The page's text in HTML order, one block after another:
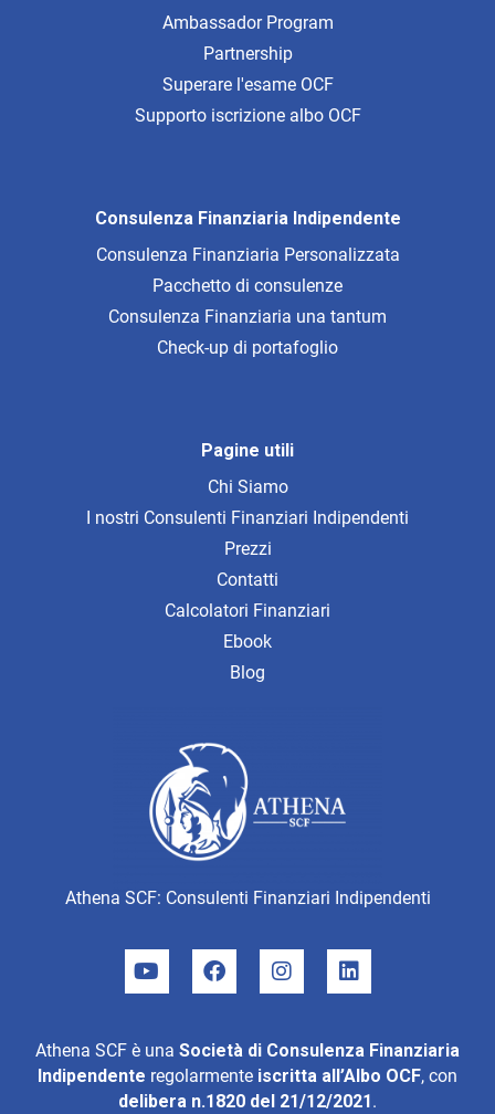
Athena SCF: Consulenti Finanziari Indipendenti
Pagine utili
Chi Siamo
I nostri Consulenti Finanziari Indipendenti
Prezzi
Contatti
Calcolatori Finanziari
Ebook
Blog
Consulenza Finanziaria Indipendente
Consulenza Finanziaria Personalizzata
Pacchetto di consulenze
Consulenza Finanziaria una tantum
Check-up di portafoglio
Ambassador Program
Partnership
Superare l'esame OCF
Supporto iscrizione albo OCF
Athena SCF è una Società di Consulenza Finanziaria
Indipendente regolarmente iscritta all’Albo OCF, con
delibera n.1820 del 21/12/2021.